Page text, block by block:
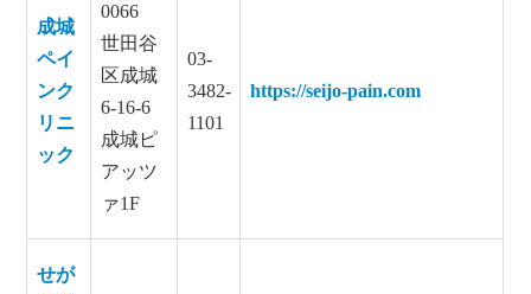
成城
ペイ
ンク
リニ
ック
0066
世田谷
区成城
6-16-6
成城ピ
アッツ
ァ1F
03-
3482-
1101
https://seijo-pain.com
せが